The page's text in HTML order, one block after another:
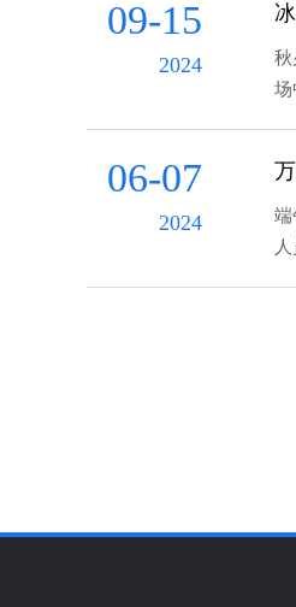
09-15
2024
秋
场
06-07
2024
端